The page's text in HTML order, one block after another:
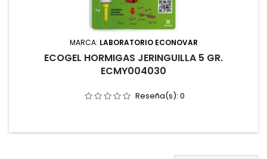
MARCA: LABORATORIO ECONOVAR
ECOGEL HORMIGAS JERINGUILLA 5 GR.
ECMY004030
Reseña(s): 0